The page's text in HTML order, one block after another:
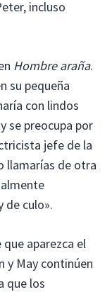
incluso
Hombre araña.
su pequeña
con lindos
se preocupa por
jefe de la
llamarías de otra
de culo».
aparezca el
y May continúen
que los